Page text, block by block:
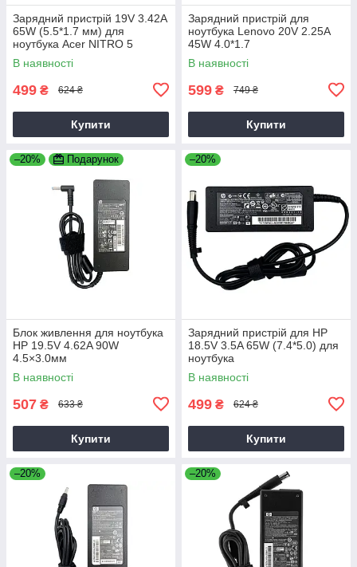
Зарядний пристрій 19V 3.42A
65W (5.5*1.7 мм) для
ноутбука Acer NITRO 5
AN515-31 65
В наявності
499 ₴ 624 ₴
Купити
Зарядний пристрій для
ноутбука Lenovo 20V 2.25A
45W 4.0*1.7
В наявності
599 ₴ 749 ₴
Купити
–20% Подарунок
Блок живлення для ноутбука
HP 19.5V 4.62A 90W
4.5×3.0мм
В наявності
507 ₴ 633 ₴
Купити
–20%
Зарядний пристрій для HP
18.5V 3.5A 65W (7.4*5.0) для
ноутбука
В наявності
499 ₴ 624 ₴
Купити
–20% –20%